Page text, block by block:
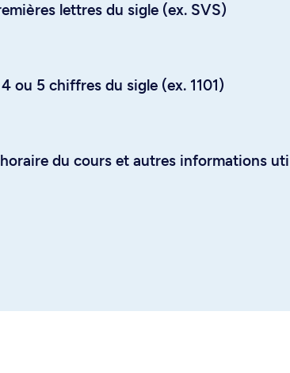
lettres du sigle (ex. SVS)
ou 5 chiffres du sigle (ex. 1101)
du cours et autres informations